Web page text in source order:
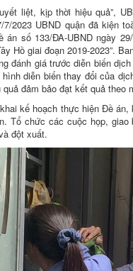
liệt, kịp thời hiệu quả”,
2023 UBND quận đã kiện
số 133/ĐA-UBND ngày
Hồ giai đoạn 2019-2023”.
đánh giá trước diễn biến
diễn biến thay đổi của
đảm bảo đạt kết quả theo
kế hoạch thực hiện Đề
Tổ chức các cuộc họp,
đột xuất.